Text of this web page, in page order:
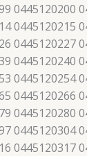
0445120200
0445120215
0445120227
0445120240
0445120254
0445120266
0445120280
0445120304
0445120317